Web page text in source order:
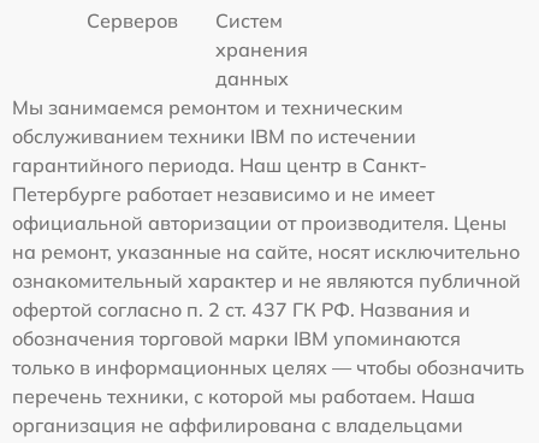
Серверов
Систем
хранения
данных
Мы занимаемся ремонтом и техническим
обслуживанием техники IBM по истечении
гарантийного периода. Наш центр в Санкт-
Петербурге работает независимо и не имеет
официальной авторизации от производителя. Цены
на ремонт, указанные на сайте, носят исключительно
ознакомительный характер и не являются публичной
офертой согласно п. 2 ст. 437 ГК РФ. Названия и
обозначения торговой марки IBM упоминаются
только в информационных целях — чтобы обозначить
перечень техники, с которой мы работаем. Наша
организация не аффилирована с владельцами